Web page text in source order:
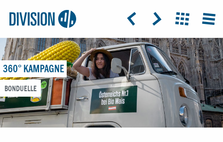
Logo:
Division4
ICON: ARROW-LEFT
ICON: ARROW-RIGHT
ICON:
360° KAMPAGNE
BONDUELLE